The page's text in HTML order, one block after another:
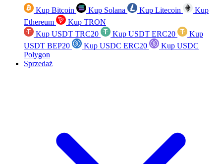
Kup Bitcoin Kup Solana Kup Litecoin
Kup
Ethereum
Kup TRON
Kup USDT TRC20
Kup USDT ERC20
Kup
USDT BEP20
Kup USDC ERC20
Kup USDC
Polygon
Sprzedaż